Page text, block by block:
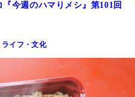
今週のハマりメシ』第101回
ライフ・文化